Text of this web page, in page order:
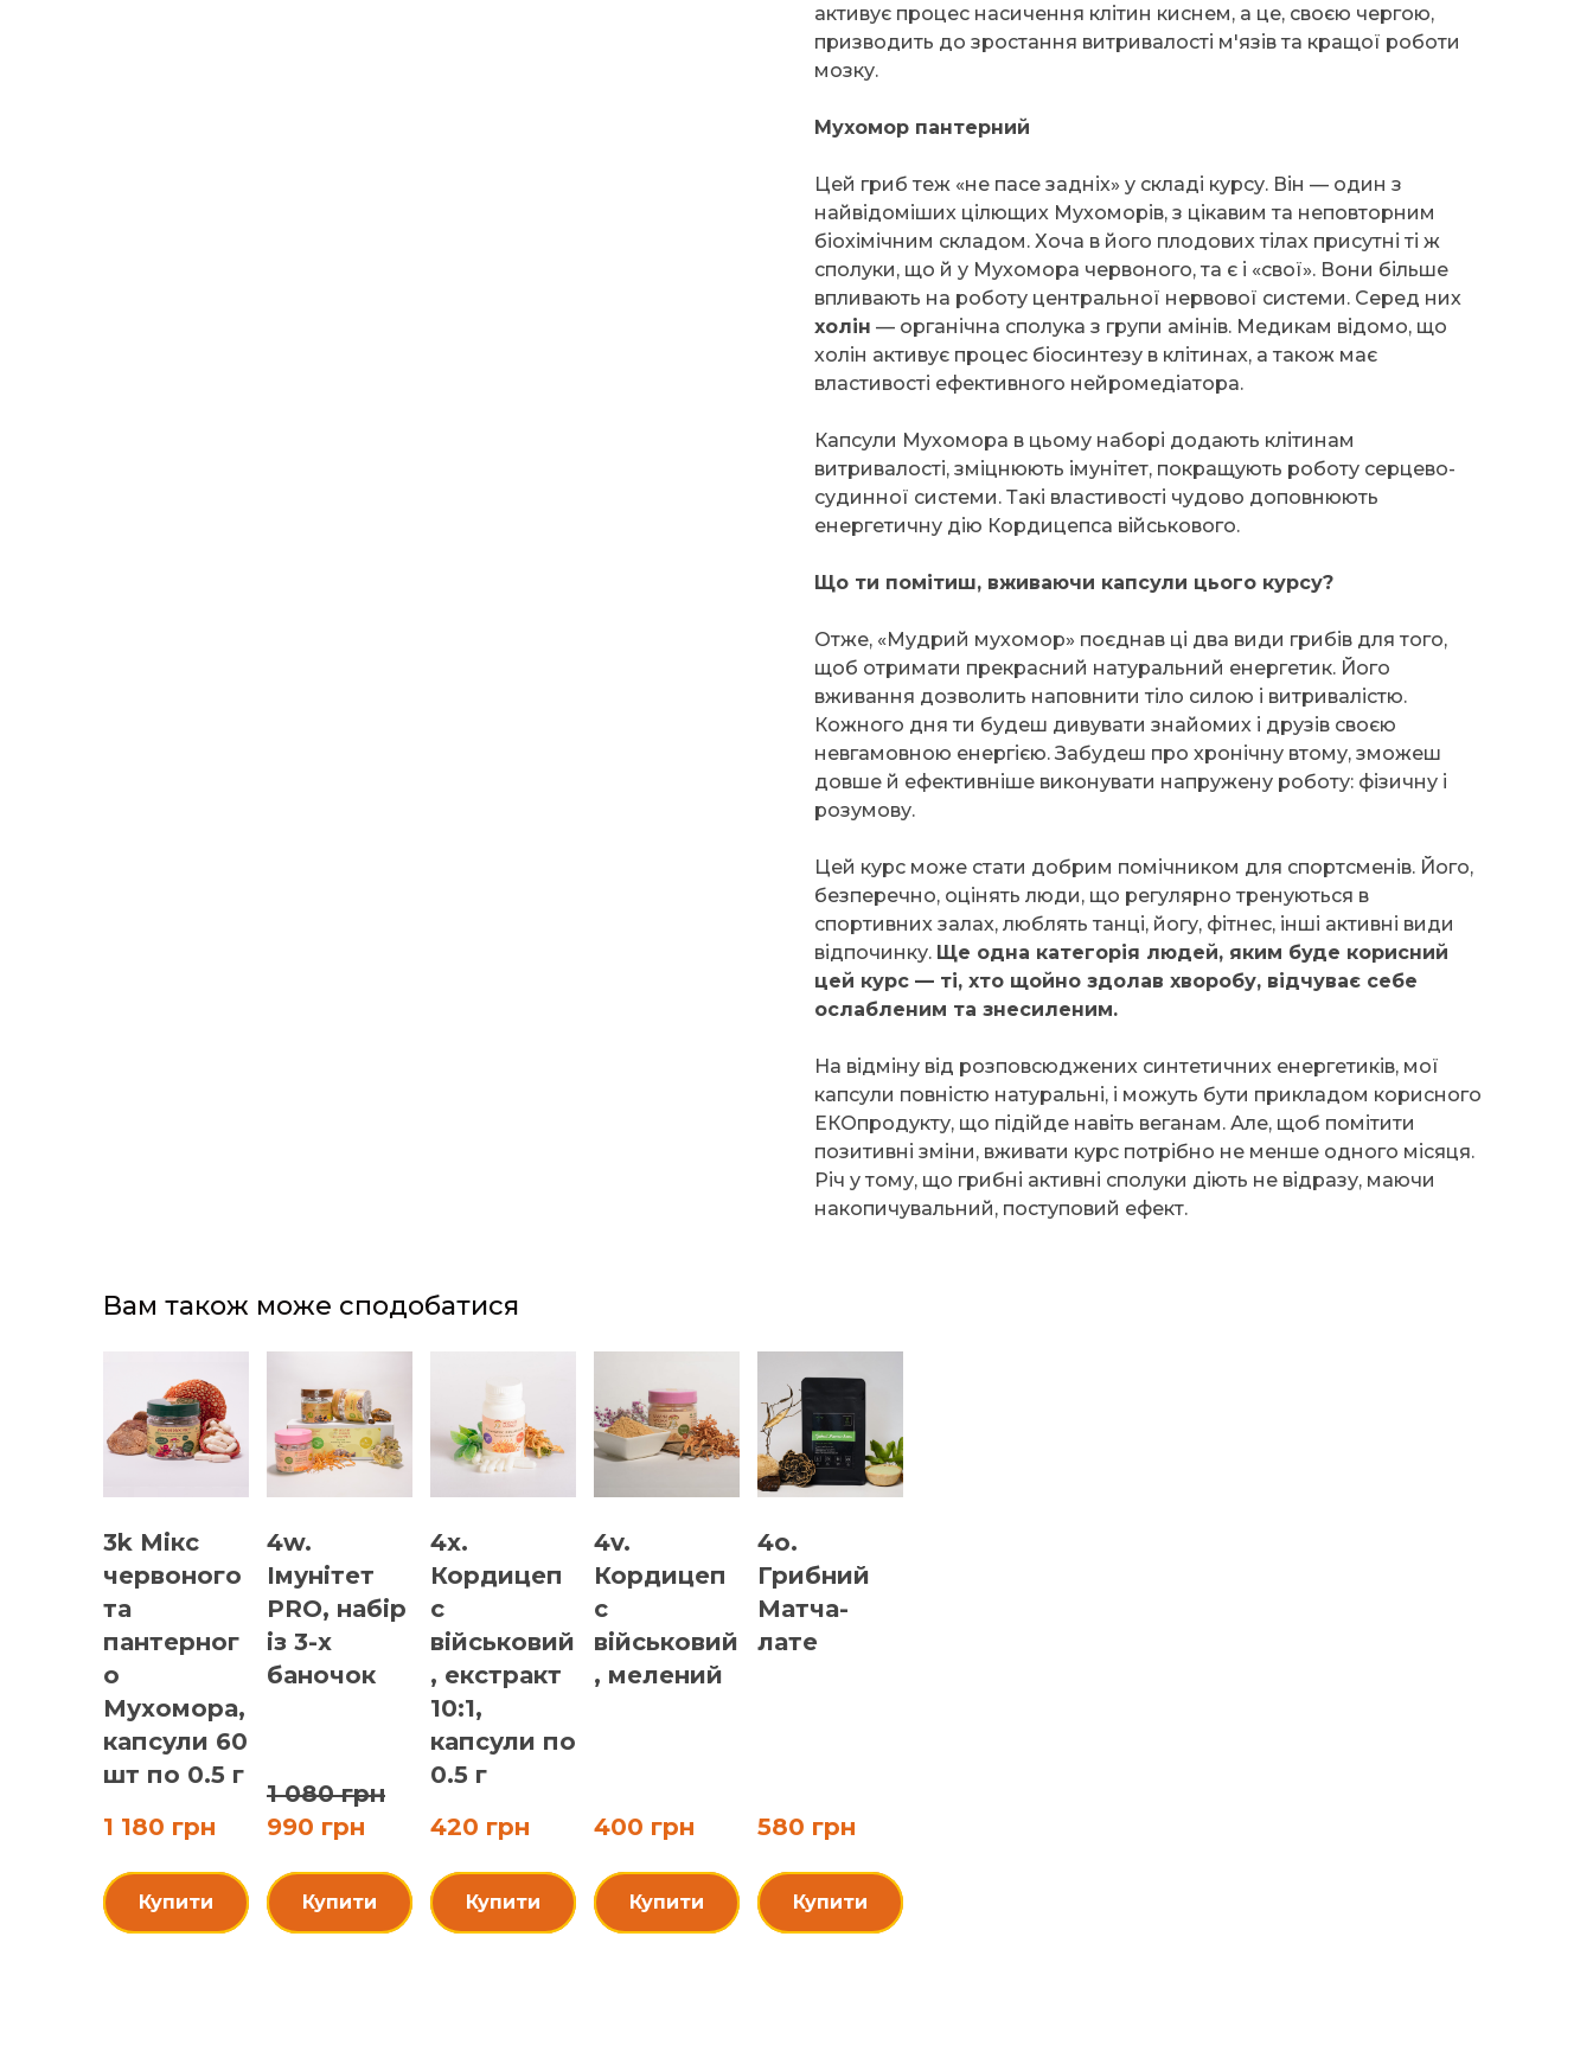
активує процес насичення клітин киснем, а це, своєю чергою,
призводить до зростання витривалості м'язів та кращої роботи
мозку.
Мухомор пантерний
Цей гриб теж «не пасе задніх» у складі курсу. Він — один з
найвідоміших цілющих Мухоморів, з цікавим та неповторним
біохімічним складом. Хоча в його плодових тілах присутні ті ж
сполуки, що й у Мухомора червоного, та є і «свої». Вони більше
впливають на роботу центральної нервової системи. Серед них
холін — органічна сполука з групи амінів. Медикам відомо, що
холін активує процес біосинтезу в клітинах, а також має
властивості ефективного нейромедіатора.
Капсули Мухомора в цьому наборі додають клітинам
витривалості, зміцнюють імунітет, покращують роботу серцево-
судинної системи. Такі властивості чудово доповнюють
енергетичну дію Кордицепса військового.
Що ти помітиш, вживаючи капсули цього курсу?
Отже, «Мудрий мухомор» поєднав ці два види грибів для того,
щоб отримати прекрасний натуральний енергетик. Його
вживання дозволить наповнити тіло силою і витривалістю.
Кожного дня ти будеш дивувати знайомих і друзів своєю
невгамовною енергією. Забудеш про хронічну втому, зможеш
довше й ефективніше виконувати напружену роботу: фізичну і
розумову.
Цей курс може стати добрим помічником для спортсменів. Його,
безперечно, оцінять люди, що регулярно тренуються в
спортивних залах, люблять танці, йогу, фітнес, інші активні види
відпочинку. Ще одна категорія людей, яким буде корисний
цей курс — ті, хто щойно здолав хворобу, відчуває себе
ослабленим та знесиленим.
На відміну від розповсюджених синтетичних енергетиків, мої
капсули повністю натуральні, і можуть бути прикладом корисного
ЕКОпродукту, що підійде навіть веганам. Але, щоб помітити
позитивні зміни, вживати курс потрібно не менше одного місяця.
Річ у тому, що грибні активні сполуки діють не відразу, маючи
накопичувальний, поступовий ефект.
Вам також може сподобатися
3k Мікс
червоного
та
пантерног
о
Мухомора,
капсули 60
шт по 0.5 г
1 180 грн
Купити
4w.
Імунітет
PRO, набір
із 3-х
баночок
1 080 грн
990 грн
Купити
4x.
Кордицеп
с
військовий
, екстракт
10:1,
капсули по
0.5 г
420 грн
Купити
4v.
Кордицеп
с
військовий
, мелений
400 грн
Купити
4o.
Грибний
Матча-
лате
580 грн
Купити